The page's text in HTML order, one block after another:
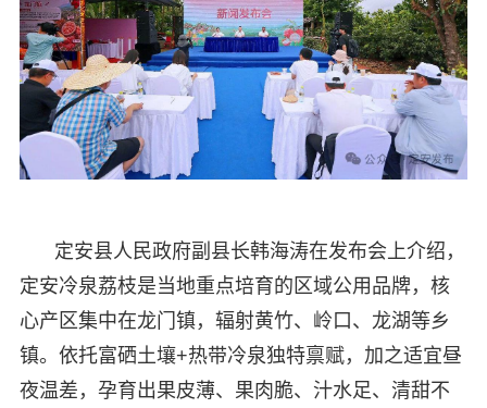
定安县人民政府副县长韩海涛在发布会上介绍，
定安冷泉荔枝是当地重点培育的区域公用品牌，核
心产区集中在龙门镇，辐射黄竹、岭口、龙湖等乡
镇。依托富硒土壤+热带冷泉独特禀赋，加之适宜昼
夜温差，孕育出果皮薄、果肉脆、汁水足、清甜不